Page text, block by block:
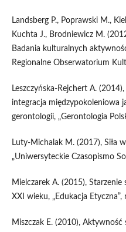
Landsberg P., Poprawski M.,
Kuchta J., Brodniewicz M.
Badania kulturalnych
Regionalne Obserwatorium
Leszczyńska‑Rejchert A.
integracja międzypokoleniowa
gerontologii, „Gerontologia
Luty‑Michalak M. (2017), Siła
„Uniwersyteckie Czasopismo
Mielczarek A. (2015),
XXI wieku, „Edukacja
Miszczak E. (2010),